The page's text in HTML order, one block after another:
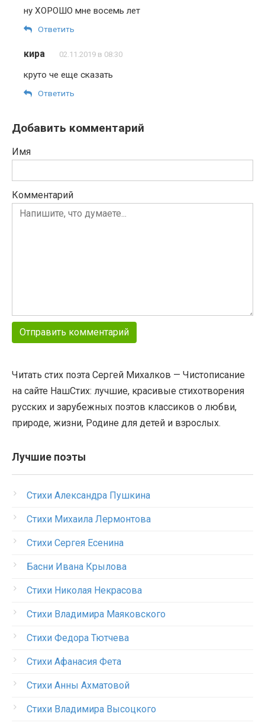
ну ХОРОШО мне восемь лет
Ответить
кира 02.11.2019 в 08:30
круто че еще сказать
Ответить
Добавить комментарий
Имя
Комментарий
Читать стих поэта Сергей Михалков — Чистописание
на сайте НашСтих: лучшие, красивые стихотворения
русских и зарубежных поэтов классиков о любви,
природе, жизни, Родине для детей и взрослых.
Лучшие поэты
Стихи Александра Пушкина
Стихи Михаила Лермонтова
Стихи Сергея Есенина
Басни Ивана Крылова
Стихи Николая Некрасова
Стихи Владимира Маяковского
Стихи Федора Тютчева
Стихи Афанасия Фета
Стихи Анны Ахматовой
Стихи Владимира Высоцкого